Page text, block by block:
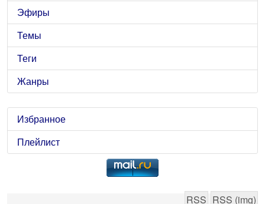
Эфиры
Темы
Теги
Жанры
Избранное
Плейлист
RSS RSS (img)